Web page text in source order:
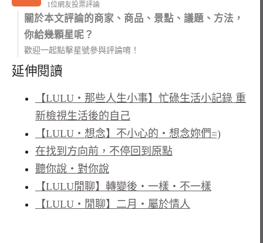
1位網友投票評論
關於本文評論的商家、商品、景點、議題、方法，
你給幾顆星呢？
歡迎一起點擊星號參與評論唷！
延伸閱讀
【LULU‧那些人生小事】忙碌生活小記錄 重
新檢視生活後的自己
【LULU‧想念】不小心的‧想念妳們=)
在找到方向前，不停回到原點
聽你說‧對你說
【LULU閒聊】轉變後‧一樣‧不一樣
【LULU‧閒聊】二月‧屬於情人